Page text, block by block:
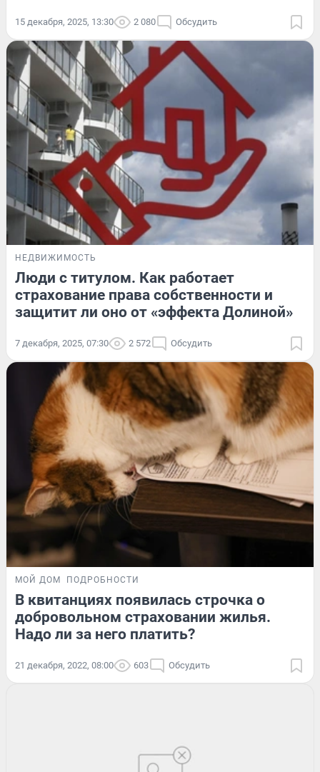
15 декабря, 2025, 13:30 2 080 Обсудить
НЕДВИЖИМОСТЬ
Люди с титулом. Как работает
страхование права собственности и
защитит ли оно от «эффекта Долиной»
7 декабря, 2025, 07:30 2 572 Обсудить
МОЙ ДОМ ПОДРОБНОСТИ
В квитанциях появилась строчка о
добровольном страховании жилья.
Надо ли за него платить?
21 декабря, 2022, 08:00 603 Обсудить